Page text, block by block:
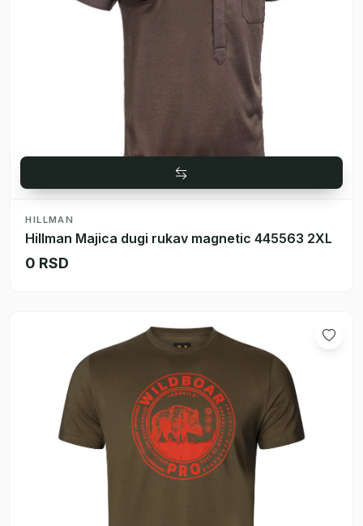
HILLMAN
Hillman Majica dugi rukav magnetic 445563 2XL
0 RSD